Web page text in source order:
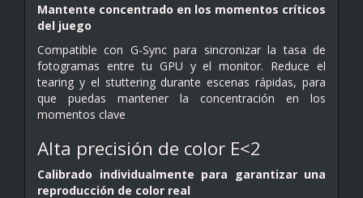
Mantente concentrado en los momentos críticos
del juego
Compatible con G-Sync para sincronizar la tasa de
fotogramas entre tu GPU y el monitor. Reduce el
tearing y el stuttering durante escenas rápidas, para
que puedas mantener la concentración en los
momentos clave
Alta precisión de color E<2
Calibrado individualmente para garantizar una
reproducción de color real